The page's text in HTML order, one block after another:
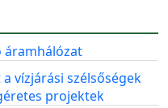
áramhálózat
vízjárási szélsőségek
projektek